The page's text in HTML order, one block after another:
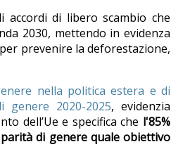
accordi di libero scambio che
2030, mettendo in evidenza
prevenire la deforestazione,
nella politica estera e di
2020-2025, evidenzia
dell’Ue e specifica che l'85%
di genere quale obiettivo